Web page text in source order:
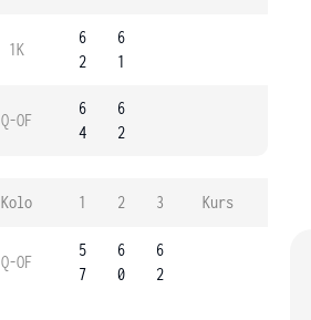
1K
6
2
6
1
Q-OF
6
4
6
2
Kolo 1 2 3 Kurs
Q-OF
5
7
6
0
6
2